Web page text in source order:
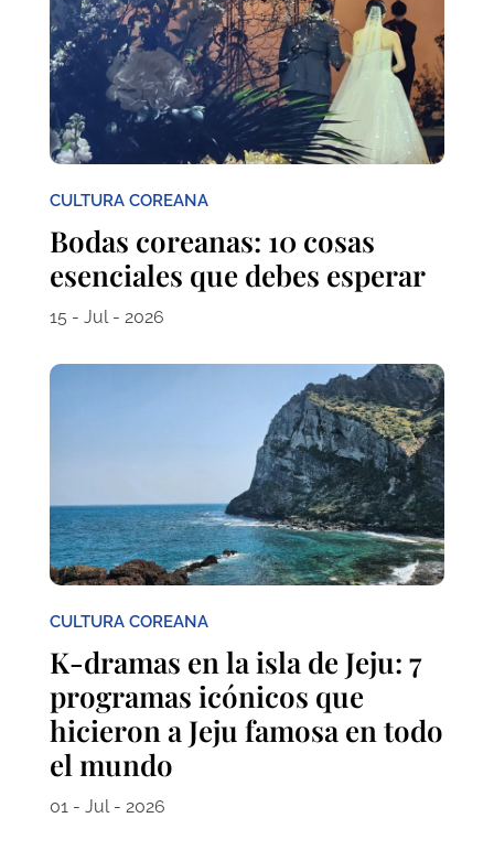
CULTURA COREANA
Bodas coreanas: 10 cosas
esenciales que debes esperar
15 - Jul - 2026
CULTURA COREANA
K-dramas en la isla de Jeju: 7
programas icónicos que
hicieron a Jeju famosa en todo
el mundo
01 - Jul - 2026